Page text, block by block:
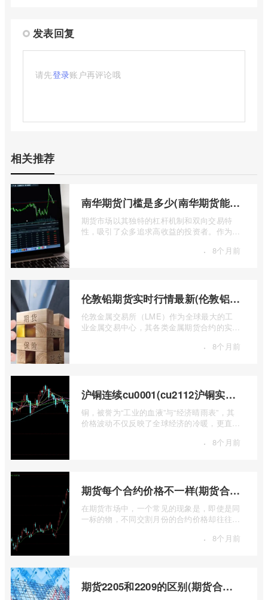
发表回复
请先登录账户再评论哦
相关推荐
南华期货门槛是多少(南华期货能做国际期货吗)
期货市场以其独特的杠杆机制和双向交易特
性，吸引了众多追求高收益的投资者。作为中
· 8个月前
伦敦铅期货实时行情最新(伦敦铝锡期货实时行情)
伦敦金属交易所（LME）作为全球最大的工
业金属交易中心，其各类金属期货合约的实时
· 8个月前
沪铜连续cu0001(cu2112沪铜实时行情)
铜，被誉为“工业的血液”与“经济晴雨表”，其
价格波动不仅反映了全球经济的冷暖，更直接
· 8个月前
期货每个合约价格不一样(期货合约之间的价格差)
在期货市场中，一个常见的现象是，即使是同
一标的物，不同交割月份的合约价格却往往不
· 8个月前
期货2205和2209的区别(期货合约2205什么意思)